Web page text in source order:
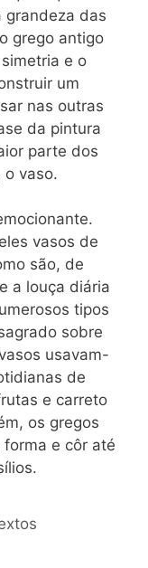
grandeza das
grego antigo
e o
um
nas outras
da pintura
parte dos
vaso.
vasos de
são, de
a louça diária
tipos
sobre
usavam-
de
e carreto
os gregos
e côr até